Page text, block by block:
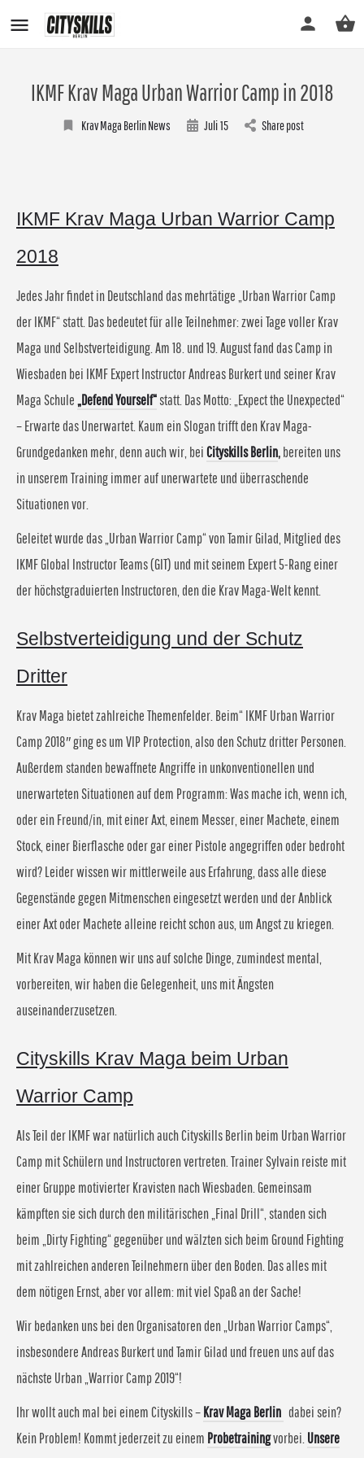
IKMF Krav Maga Urban Warrior Camp in 2018
Krav Maga Berlin News Juli15 Share post
IKMF Krav Maga Urban Warrior Camp
2018
Jedes Jahr findet in Deutschland das mehrtätige „Urban Warrior Camp
der IKMF“ statt. Das bedeutet für alle Teilnehmer: zwei Tage voller Krav
Maga und Selbstverteidigung. Am 18. und 19. August fand das Camp in
Wiesbaden bei IKMF Expert Instructor Andreas Burkert und seiner Krav
Maga Schule„Defend Yourself“statt. Das Motto: „Expect the Unexpected“
– Erwarte das Unerwartet. Kaum ein Slogan trifft den Krav Maga-
Grundgedanken mehr, denn auch wir, beiCityskills Berlin,bereiten uns
in unserem Training immer auf unerwartete und überraschende
Situationen vor.
Geleitet wurde das „Urban Warrior Camp“ von Tamir Gilad, Mitglied des
IKMF Global Instructor Teams (GIT) und mit seinem Expert 5-Rang einer
der höchstgraduierten Instructoren, den die Krav Maga-Welt kennt.
Selbstverteidigung und der Schutz
Dritter
Krav Maga bietet zahlreiche Themenfelder. Beim“ IKMF Urban Warrior
Camp 2018″ ging es um VIP Protection, also den Schutz dritter Personen.
Außerdem standen bewaffnete Angriffe in unkonventionellen und
unerwarteten Situationen auf dem Programm: Was mache ich, wenn ich,
oder ein Freund/in, mit einer Axt, einem Messer, einer Machete, einem
Stock, einer Bierflasche oder gar einer Pistole angegriffen oder bedroht
wird? Leider wissen wir mittlerweile aus Erfahrung, dass alle diese
Gegenstände gegen Mitmenschen eingesetzt werden und der Anblick
einer Axt oder Machete alleine reicht schon aus, um Angst zu kriegen.
Mit Krav Maga können wir uns auf solche Dinge, zumindest mental,
vorbereiten, wir haben die Gelegenheit, uns mit Ängsten
auseinanderzusetzen.
Cityskills Krav Maga beim Urban
Warrior Camp
Als Teil der IKMF war natürlich auch Cityskills Berlin beim Urban Warrior
Camp mit Schülern und Instructoren vertreten. Trainer Sylvain reiste mit
einer Gruppe motivierter Kravisten nach Wiesbaden. Gemeinsam
kämpften sie sich durch den militärischen „Final Drill“, standen sich
beim „Dirty Fighting“ gegenüber und wälzten sich beim Ground Fighting
mit zahlreichen anderen Teilnehmern über den Boden. Das alles mit
dem nötigen Ernst, aber vor allem: mit viel Spaß an der Sache!
Wir bedanken uns bei den Organisatoren den „Urban Warrior Camps“,
insbesondere Andreas Burkert und Tamir Gilad und freuen uns auf das
nächste Urban „Warrior Camp 2019“!
Ihr wollt auch mal bei einem Cityskills –Krav Maga Berlin dabei sein?
Kein Problem! Kommt jederzeit zu einem Probetrainingvorbei. Unsere